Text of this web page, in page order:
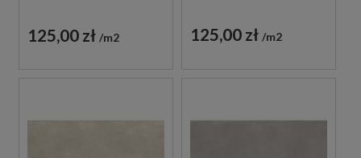
125,00 zł m2 125,00 zł m2